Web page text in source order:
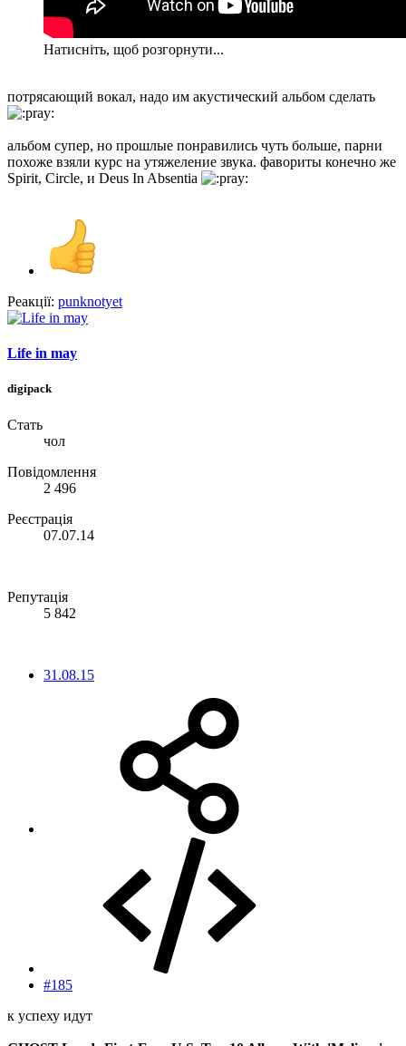
Натисніть, щоб розгорнути...
потрясающий вокал, надо им акустический альбом сделать
альбом супер, но прошлые понравились чуть больше, парни
похоже взяли курс на утяжеление звука. фавориты конечно же
Spirit, Сircle, и Deus In Absentia
Реакції: punknotyet
Life in may
digipack
Стать
чол
Повідомлення
2 496
Реєстрація
07.07.14
Репутація
5 842
31.08.15
#185
к успеху идут